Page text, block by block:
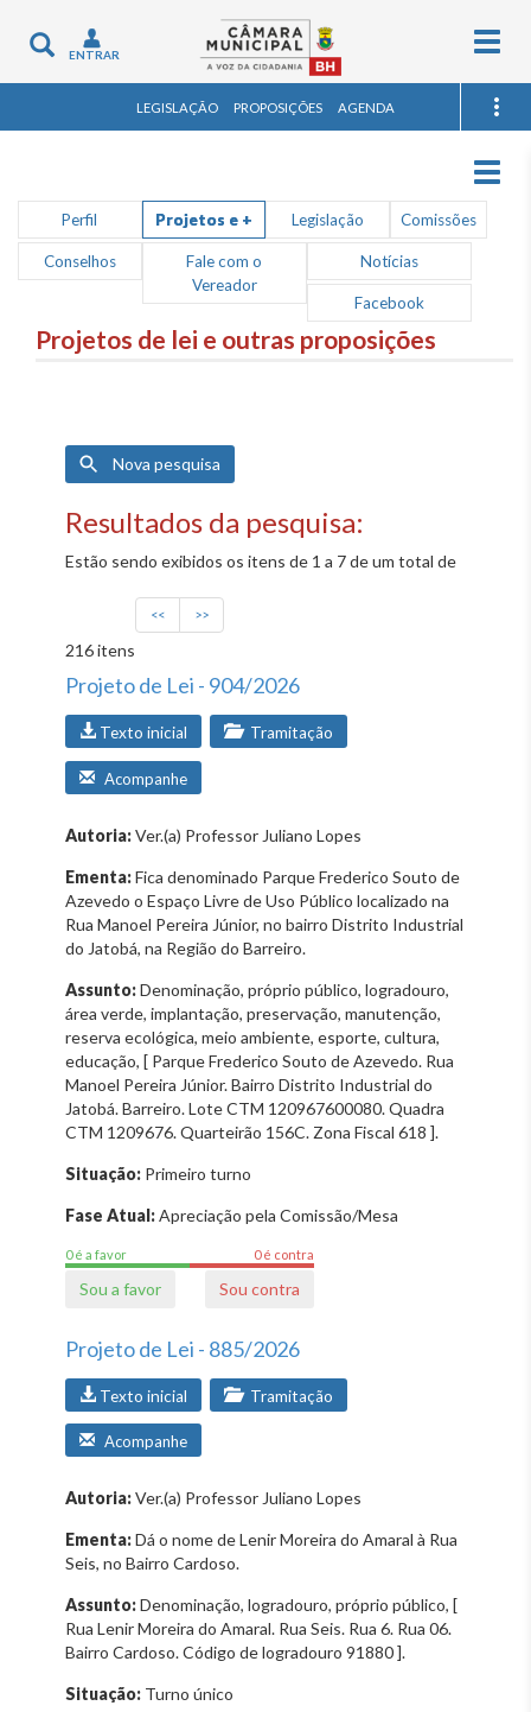
Toggle
navigation
ENTRAR
LEGISLAÇÃO PROPOSIÇÕES AGENDA
Perfil Projetos e + Legislação Comissões
Conselhos
Fale com o
Vereador
Notícias
Facebook
Projetos de lei e outras proposições
Nova pesquisa
Resultados da pesquisa:
Estão sendo exibidos os itens de 1 a 7 de um total de
216 itens
<< >>
Projeto de Lei - 904/2026
Texto inicial Tramitação
Acompanhe
Autoria:Ver.(a) Professor Juliano Lopes
Ementa:Fica denominado Parque Frederico Souto de
Azevedo o Espaço Livre de Uso Público localizado na
Rua Manoel Pereira Júnior, no bairro Distrito Industrial
do Jatobá, na Região do Barreiro.
Assunto:Denominação, próprio público, logradouro,
área verde, implantação, preservação, manutenção,
reserva ecológica, meio ambiente, esporte, cultura,
educação, [ Parque Frederico Souto de Azevedo. Rua
Manoel Pereira Júnior. Bairro Distrito Industrial do
Jatobá. Barreiro. Lote CTM 120967600080. Quadra
CTM 1209676. Quarteirão 156C. Zona Fiscal 618 ].
Situação: Primeiro turno
Fase Atual:Apreciação pela Comissão/Mesa
0 é a favor 0 é contra
Sou a favor Sou contra
Projeto de Lei - 885/2026
Texto inicial Tramitação
Acompanhe
Autoria:Ver.(a) Professor Juliano Lopes
Ementa:Dá o nome de Lenir Moreira do Amaral à Rua
Seis, no Bairro Cardoso.
Assunto:Denominação, logradouro, próprio público, [
Rua Lenir Moreira do Amaral. Rua Seis. Rua 6. Rua 06.
Bairro Cardoso. Código de logradouro 91880 ].
Situação: Turno único